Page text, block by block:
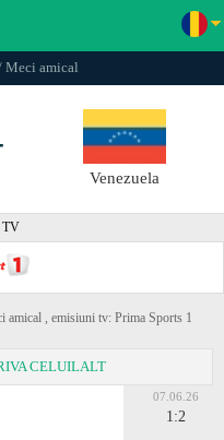
Meci amical
Venezuela
TV
amical , emisiuni tv: Prima Sports 1
CELUILALT
07.06.26
1:2